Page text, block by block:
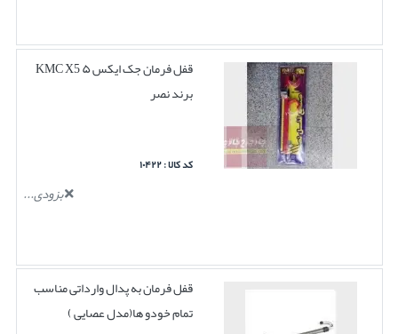
قفل فرمان جک ایکس ۵ KMC X5
برند نصر
کد کالا : ۱۰۴۲۲
بزودی...
قفل فرمان به پدال وارداتی مناسب
تمام خودو ها(مدل عصایی )